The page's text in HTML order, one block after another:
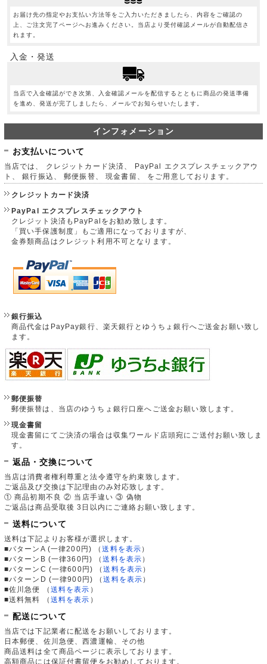
お届け先の指定やお支払い方法等をご入力いただきましたら、内容をご確認の
上、ご注文完了ページへお進みください。当店より受付確認メールが自動配信さ
れます。
入金・発送
当店で入金確認ができ次第、入金確認メールを配信するとともに商品の発送準備
を進め、発送が完了しましたら、メールでお知らせいたします。
インフォメーション
お支払いについて
当店では、 クレジットカード決済、 PayPal エクスプレスチェックアウ
ト、 銀行振込、 郵便振替、 現金書留、 をご用意しております。
クレジットカード決済
PayPal エクスプレスチェックアウト
クレジット決済もPayPalをお勧め致します。
「買い手保護制度」もご適用になっておりますが、
金券類商品はクレジット利用不可となります。
銀行振込
商品代金はPayPay銀行、楽天銀行とゆうちょ銀行へご送金お願い致し
ます。
郵便振替
郵便振替は、当店のゆうちょ銀行口座へご送金お願い致します。
現金書留
現金書留にてご決済の場合は収集ワールド店頭宛にご送付お願い致しま
す。
返品・交換について
当店は消費者権利尊重と法令遵守を約束致します。
ご返品及び交換は下記理由のみ対応致します。
① 商品初期不良 ② 当店手違い ③ 偽物
ご返品は商品受取後 3日以内にご連絡お願い致します。
送料について
送料は下記よりお客様が選択します。
■パターンA (一律200円)
（送料を表示 ）
■パターンB (一律360円)
（送料を表示 ）
■パターンC (一律600円)
（送料を表示 ）
■パターンD (一律900円)
（送料を表示 ）
■佐川急便
（ 送料を表示 ）
■送料無料
（ 送料を表示 ）
配送について
当店では下記業者に配送をお願いしております。
日本郵便、佐川急便、西濃運輸、その他
商品送料は全て商品ページに表示しております。
高額商品には保証付書留便をお勧めしております。